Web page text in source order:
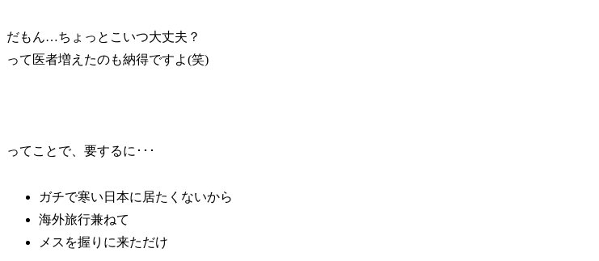
だもん…ちょっとこいつ大丈夫？
って医者増えたのも納得ですよ(笑)
ってことで、要するに･･･
ガチで寒い日本に居たくないから
海外旅行兼ねて
メスを握りに来ただけ